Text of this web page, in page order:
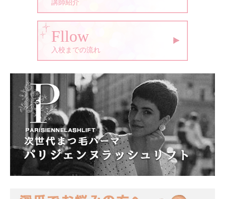
講師紹介
Fllow
入校までの流れ